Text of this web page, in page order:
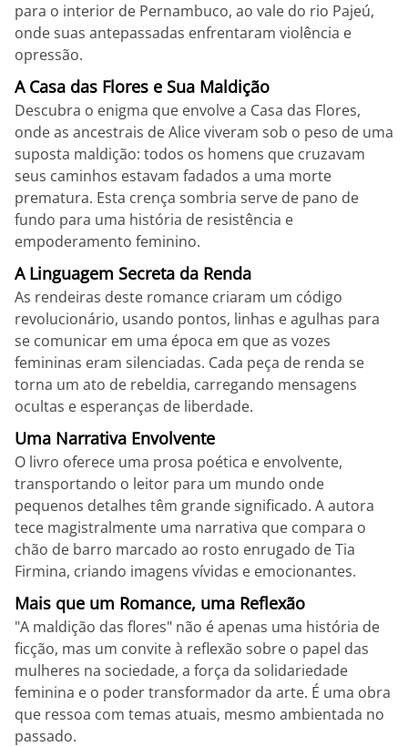
para o interior de Pernambuco, ao vale do rio Pajeú,
onde suas antepassadas enfrentaram violência e
opressão.
A Casa das Flores e Sua Maldição
Descubra o enigma que envolve a Casa das Flores,
onde as ancestrais de Alice viveram sob o peso de uma
suposta maldição: todos os homens que cruzavam
seus caminhos estavam fadados a uma morte
prematura. Esta crença sombria serve de pano de
fundo para uma história de resistência e
empoderamento feminino.
A Linguagem Secreta da Renda
As rendeiras deste romance criaram um código
revolucionário, usando pontos, linhas e agulhas para
se comunicar em uma época em que as vozes
femininas eram silenciadas. Cada peça de renda se
torna um ato de rebeldia, carregando mensagens
ocultas e esperanças de liberdade.
Uma Narrativa Envolvente
O livro oferece uma prosa poética e envolvente,
transportando o leitor para um mundo onde
pequenos detalhes têm grande significado. A autora
tece magistralmente uma narrativa que compara o
chão de barro marcado ao rosto enrugado de Tia
Firmina, criando imagens vívidas e emocionantes.
Mais que um Romance, uma Reflexão
"A maldição das flores" não é apenas uma história de
ficção, mas um convite à reflexão sobre o papel das
mulheres na sociedade, a força da solidariedade
feminina e o poder transformador da arte. É uma obra
que ressoa com temas atuais, mesmo ambientada no
passado.